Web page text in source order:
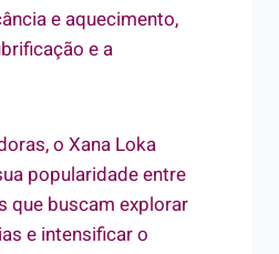
e aquecimento,
e a
o Xana Loka
popularidade entre
que buscam explorar
e intensificar o